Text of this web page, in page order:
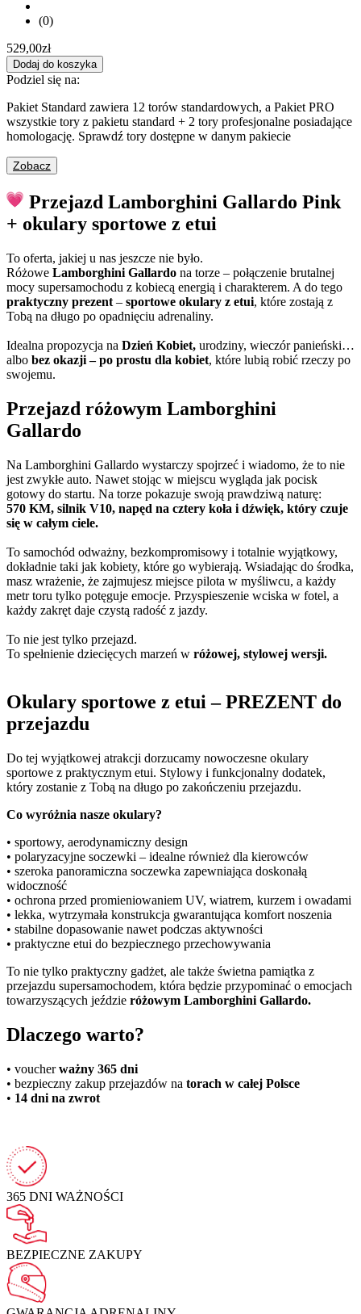
(0)
529,00zł
Dodaj do koszyka
Podziel się na:
Pakiet Standard zawiera 12 torów standardowych, a Pakiet PRO
wszystkie tory z pakietu standard + 2 tory profesjonalne posiadające
homologację. Sprawdź tory dostępne w danym pakiecie
Zobacz
Przejazd Lamborghini Gallardo Pink
+ okulary sportowe z etui
To oferta, jakiej u nas jeszcze nie było.
Różowe Lamborghini Gallardo na torze – połączenie brutalnej
mocy supersamochodu z kobiecą energią i charakterem. A do tego
praktyczny prezent – sportowe okulary z etui, które zostają z
Tobą na długo po opadnięciu adrenaliny.
Idealna propozycja na Dzień Kobiet, urodziny, wieczór panieński…
albo bez okazji – po prostu dla kobiet, które lubią robić rzeczy po
swojemu.
Przejazd różowym Lamborghini
Gallardo
Na Lamborghini Gallardo wystarczy spojrzeć i wiadomo, że to nie
jest zwykłe auto. Nawet stojąc w miejscu wygląda jak pocisk
gotowy do startu. Na torze pokazuje swoją prawdziwą naturę:
570 KM, silnik V10, napęd na cztery koła i dźwięk, który czuje
się w całym ciele.
To samochód odważny, bezkompromisowy i totalnie wyjątkowy,
dokładnie taki jak kobiety, które go wybierają. Wsiadając do środka,
masz wrażenie, że zajmujesz miejsce pilota w myśliwcu, a każdy
metr toru tylko potęguje emocje. Przyspieszenie wciska w fotel, a
każdy zakręt daje czystą radość z jazdy.
To nie jest tylko przejazd.
To spełnienie dziecięcych marzeń w różowej, stylowej wersji.
Okulary sportowe z etui – PREZENT do
przejazdu
Do tej wyjątkowej atrakcji dorzucamy nowoczesne okulary
sportowe z praktycznym etui. Stylowy i funkcjonalny dodatek,
który zostanie z Tobą na długo po zakończeniu przejazdu.
Co wyróżnia nasze okulary?
• sportowy, aerodynamiczny design
• polaryzacyjne soczewki – idealne również dla kierowców
• szeroka panoramiczna soczewka zapewniająca doskonałą
widoczność
• ochrona przed promieniowaniem UV, wiatrem, kurzem i owadami
• lekka, wytrzymała konstrukcja gwarantująca komfort noszenia
• stabilne dopasowanie nawet podczas aktywności
• praktyczne etui do bezpiecznego przechowywania
To nie tylko praktyczny gadżet, ale także świetna pamiątka z
przejazdu supersamochodem, która będzie przypominać o emocjach
towarzyszących jeździe różowym Lamborghini Gallardo.
Dlaczego warto?
• voucherważny 365 dni
• bezpieczny zakup przejazdów na torach w całej Polsce
• 14 dni na zwrot
365 DNI WAŻNOŚCI
BEZPIECZNE ZAKUPY